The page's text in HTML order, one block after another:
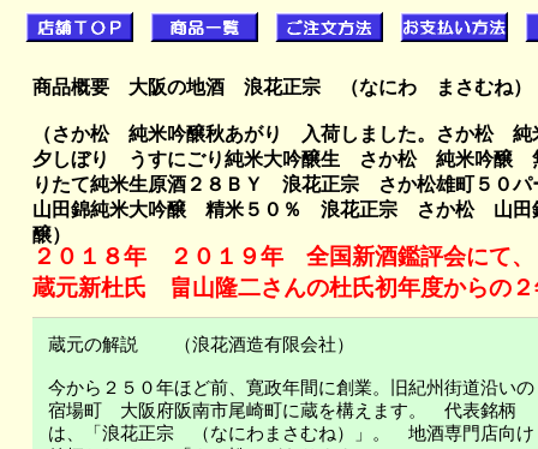
商品概要 大阪の地酒 浪花正宗 （なにわ まさむね
（さか松 純米吟醸秋あがり 入荷しました。さか松
夕しぼり うすにごり純米大吟醸生 さか松 純米吟
りたて純米生原酒２８ＢＹ 浪花正宗 さか松雄町５０
山田錦純米大吟醸 精米５０％ 浪花正宗 さか松 山
醸）
蔵元の解説 （浪花酒造有限会社）
今から２５０年ほど前、寛政年間に創業。
旧紀州街道沿いの
宿場町 大阪府阪南市尾崎町に蔵を構えます。 代表銘柄
は、「浪花正宗 （なにわまさむね）」。 地酒専門店向け
２０１８年 ２０１９年 全国新酒鑑評会にて、
蔵元新杜氏 畠山隆二さんの杜氏初年度からの